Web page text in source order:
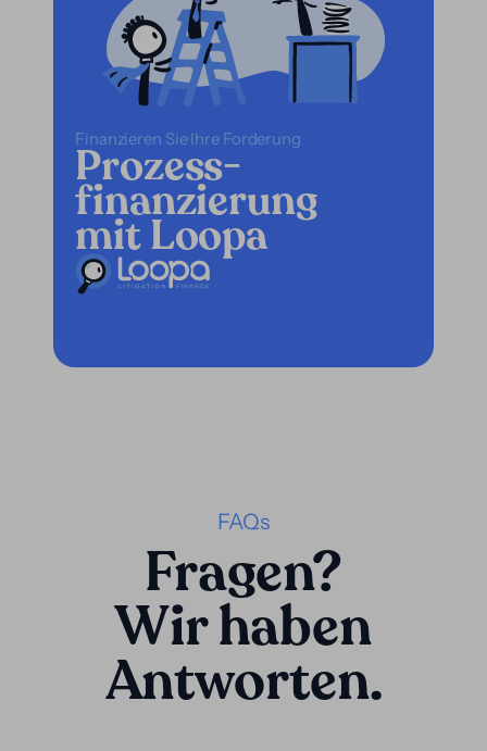
Finanzieren Sie Ihre Forderung
Prozess-
finanzierung
mit Loopa
FAQs
Fragen?
Wir haben
Antworten.